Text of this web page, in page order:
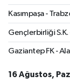
Kasımpaşa -
Gençlerbirliği
Gaziantep FK -
16 Ağustos,